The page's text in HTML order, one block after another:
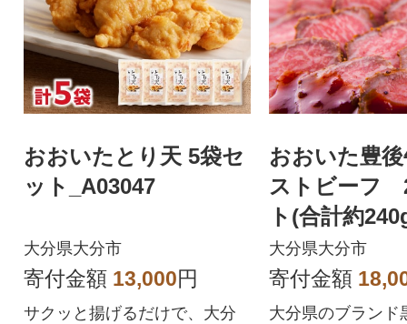
おおいたとり天 5袋セ
ット_A03047
大分県大分市
寄付金額 13,000円
サクッと揚げるだけで、大分
おおいた豊
ストビーフ
ト(合計約
1
大分県大分市
寄付金額
大分県のブランド